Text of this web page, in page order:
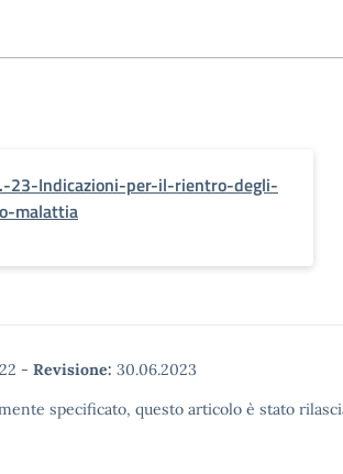
23-Indicazioni-per-il-rientro-degli-
malattia
- Revisione: 30.06.2023
specificato, questo articolo è stato